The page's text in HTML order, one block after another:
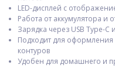
LED-дисплей с
Работа от аккумулятора и
Зарядка через USB Type-
Подходит для оформления
контуров
Удобен для домашнего и